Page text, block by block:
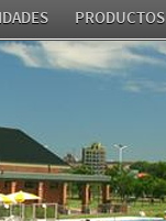
PRODUCTOS